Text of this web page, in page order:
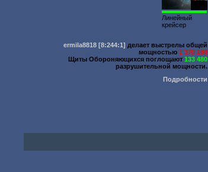
Линейный
крейсер
ermila8818 [8:244:1] делает выстрелы общей
мощностью1 370 180
Щиты Обороняющихся поглощают133 480
разрушительной мощности.
Подробности